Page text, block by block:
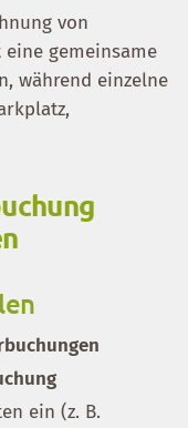
von
eine gemeinsame
während einzelne
ein (z. B.